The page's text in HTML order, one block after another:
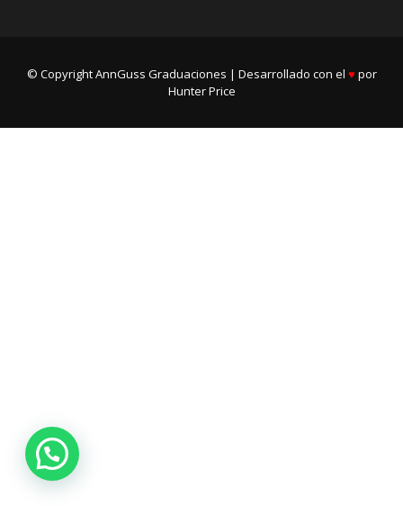
© Copyright AnnGuss Graduaciones | Desarrollado con el ♥ por
Hunter Price